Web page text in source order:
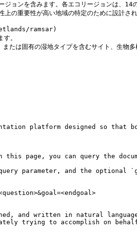
みます。各エコリージョンは、14の主
性が高い地域の特定のために設計され
wetlands/ramsar)
。
は固有の湿地タイプを含むサイト、生物
)
れます。
platform designed so that
page, you can query the
parameter, and the optional
and written in natural
trying to accomplish on